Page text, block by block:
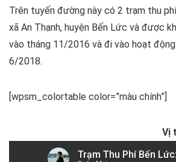
Trên tuyến đường này có 2 trạm thu
xã An Thạnh, huyện Bến Lức và được
vào tháng 11/2016 và đi vào hoạt
6/2018.
[wpsm_colortable color=”màu chính”]
Vị